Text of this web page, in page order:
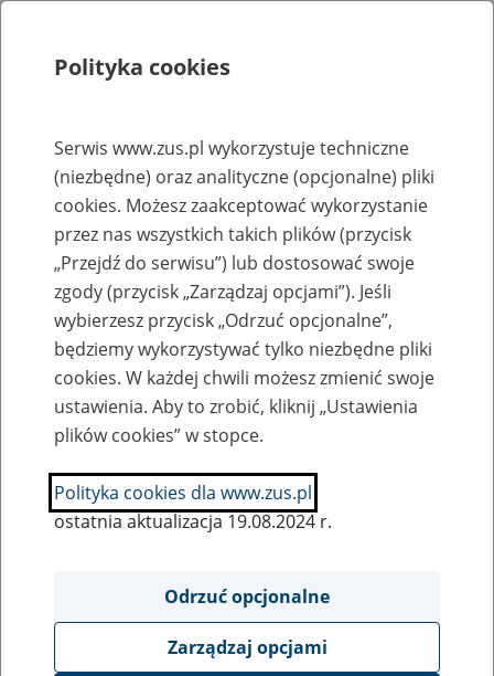
Rejestry, ewidencje i archiwa
Baza zlikwidowanych lub
przekształconych zakładów pracy
Nazwa zakładu pracy:
SZUKAJ
Ukryj wszystkie pozycje bazy
Polityka cookies
Serwis www.zus.pl wykorzystuje techniczne
(niezbędne) oraz analityczne (opcjonalne) pliki
cookies. Możesz zaakceptować wykorzystanie
przez nas wszystkich takich plików (przycisk
„Przejdź do serwisu”) lub dostosować swoje
zgody (przycisk „Zarządzaj opcjami”). Jeśli
wybierzesz przycisk „Odrzuć opcjonalne”,
będziemy wykorzystywać tylko niezbędne pliki
cookies. W każdej chwili możesz zmienić swoje
ustawienia. Aby to zrobić, kliknij „Ustawienia
plików cookies” w stopce.
Polityka cookies dla www.zus.pl
ostatnia aktualizacja 19.08.2024 r.
Odrzuć opcjonalne
Zarządzaj opcjami